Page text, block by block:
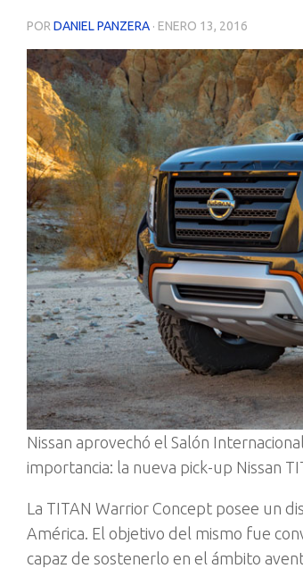
POR DANIEL PANZERA · ENERO 13, 2016
Nissan aprovechó el Salón
importancia: la nueva pick-up Nissan
La TITAN Warrior Concept posee un
América. El objetivo del mismo fue
capaz de sostenerlo en el ámbito